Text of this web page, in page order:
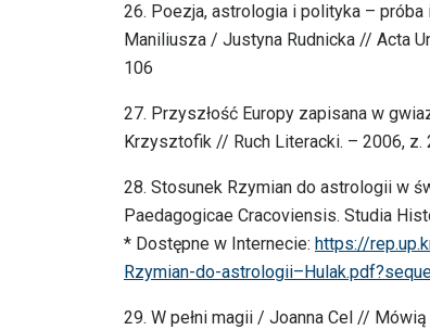
26. Poezja, astrologia i polityka –
Maniliusza / Justyna Rudnicka // Acta
106
27. Przyszłość Europy zapisana w
Krzysztofik // Ruch Literacki. – 2006, z.
28. Stosunek Rzymian do astrologii w
Paedagogicae Cracoviensis. Studia
* Dostępne w Internecie: https://
Rzymian-do-
29. W pełni magii / Joanna Cel //